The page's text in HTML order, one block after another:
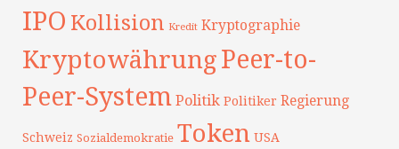
IPO Kollision Kredit Kryptographie
KryptowährungPeer-to-
Peer-System Politik Politiker Regierung
Schweiz Sozialdemokratie Token USA